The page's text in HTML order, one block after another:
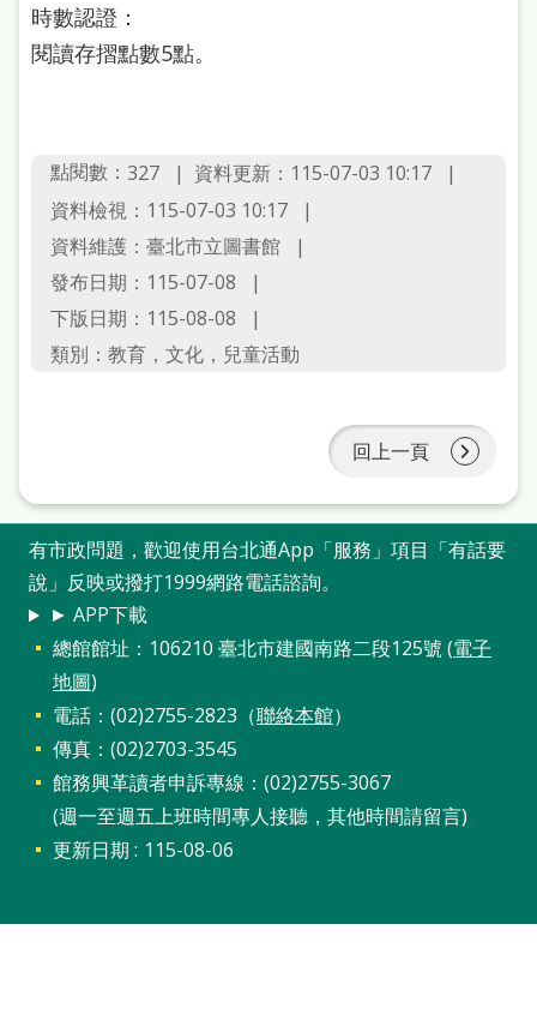
詞
彙
語
隱
網
站
全
時數認證：
閱讀存摺點數5點。
點閱數： 327
資料更新：115-07-03 10:17
資料檢視：115-07-03 10:17
資料維護：臺北市立圖書館
發布日期：115-07-08
下版日期：115-08-08
類別：教育，文化，兒童活動
回上一頁
有市政問題，歡迎使用台北通App「服務」項目「有話要
說」反映或撥打1999網路電話諮詢。
► APP下載
總館館址：106210 臺北市建國南路二段125號 (電子
地圖)
電話：(02)2755-2823（聯絡本館）
傳真：(02)2703-3545
館務興革讀者申訴專線：(02)2755-3067
(週一至週五上班時間專人接聽，其他時間請留言)
更新日期
115-08-06